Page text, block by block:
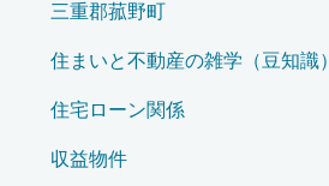
三重郡菰野町
住まいと不動産の雑学（豆知識）
住宅ローン関係
収益物件